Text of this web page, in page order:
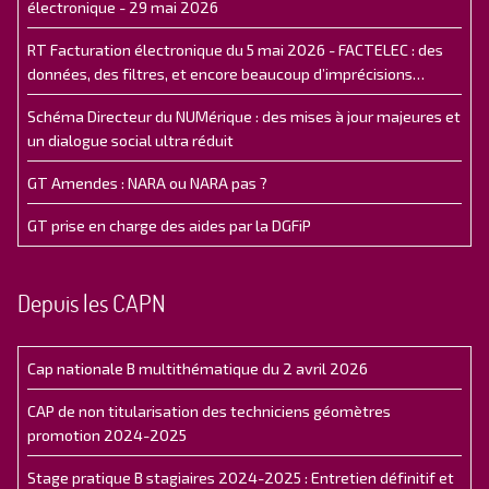
électronique - 29 mai 2026
RT Facturation électronique du 5 mai 2026 - FACTELEC : des
données, des filtres, et encore beaucoup d’imprécisions…
Schéma Directeur du NUMérique : des mises à jour majeures et
un dialogue social ultra réduit
GT Amendes : NARA ou NARA pas ?
GT prise en charge des aides par la DGFiP
Depuis les CAPN
Cap nationale B multithématique du 2 avril 2026
CAP de non titularisation des techniciens géomètres
promotion 2024-2025
Stage pratique B stagiaires 2024-2025 : Entretien définitif et